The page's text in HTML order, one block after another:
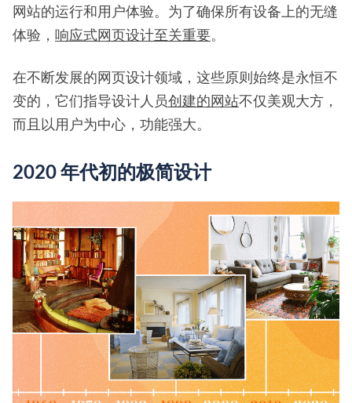
网站的运行和用户体验。为了确保所有设备上的无缝
体验， 响应式网页设计至关重要。
在不断发展的网页设计领域，这些原则始终是永恒不
变的，它们指导设计人员创建的网站不仅美观大方，
而且以用户为中心，功能强大。
2020 年代初的极简设计